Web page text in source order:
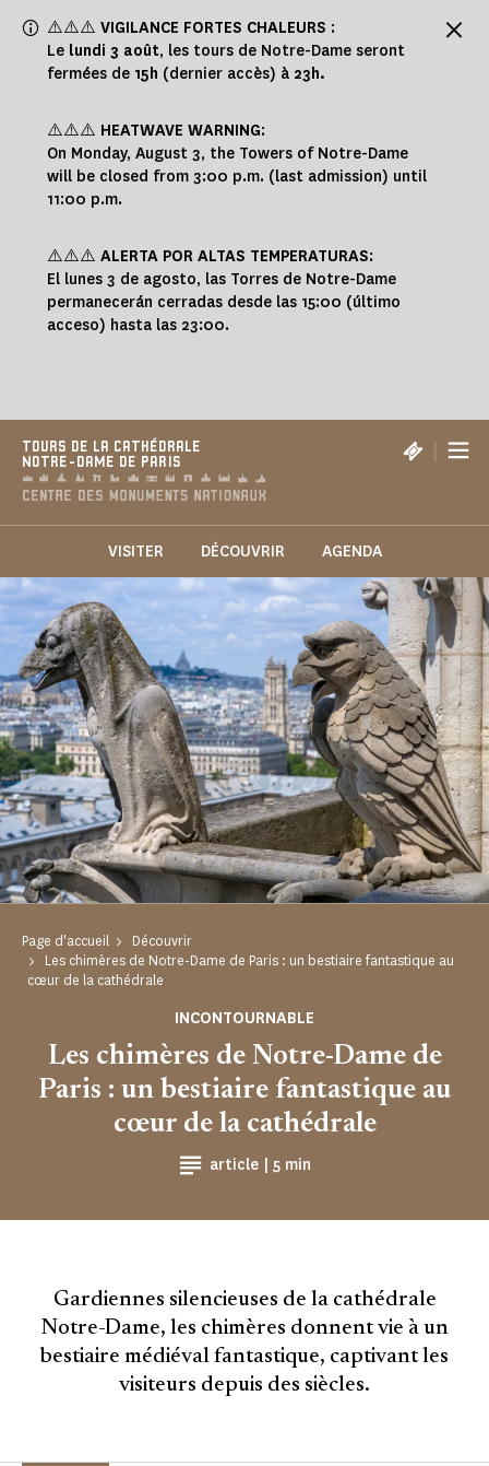
⚠️⚠️⚠️ VIGILANCE FORTES CHALEURS :
Le lundi 3 août, les tours de Notre-Dame seront
fermées de 15h (dernier accès) à 23h.
⚠️⚠️⚠️ HEATWAVE WARNING:
On Monday, August 3, the Towers of Notre-Dame
will be closed from 3:00 p.m. (last admission) until
11:00 p.m.
⚠️⚠️⚠️ ALERTA POR ALTAS TEMPERATURAS:
El lunes 3 de agosto, las Torres de Notre-Dame
permanecerán cerradas desde las 15:00 (último
acceso) hasta las 23:00.
TOURS DE LA CATHÉDRALE
NOTRE-DAME DE PARIS
|
VISITER DÉCOUVRIR AGENDA
Page d'accueil
Découvrir
Les chimères de Notre-Dame de Paris : un bestiaire fantastique au
cœur de la cathédrale
INCONTOURNABLE
article | Temps de Lecture
5 min
Les chimères de Notre-Dame de
Paris : un bestiaire fantastique au
cœur de la cathédrale
Gardiennes silencieuses de la cathédrale
Notre-Dame, les chimères donnent vie à un
bestiaire médiéval fantastique, captivant les
visiteurs depuis des siècles.